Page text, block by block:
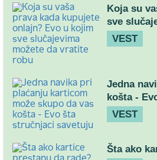
Koja su
sve
VEST
Jedna
košta -
VEST
Šta ako